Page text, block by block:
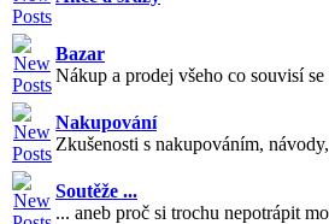
Bazar
Nákup a prodej všeho co souvisí
Nakupování
Zkušenosti s nakupováním,
Soutěže ...
... aneb proč si trochu nepotrápit